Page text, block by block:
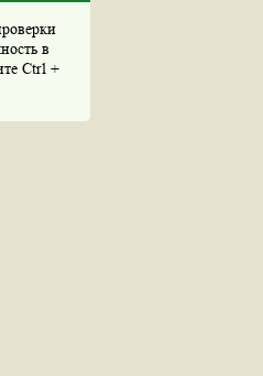
в
Ctrl +